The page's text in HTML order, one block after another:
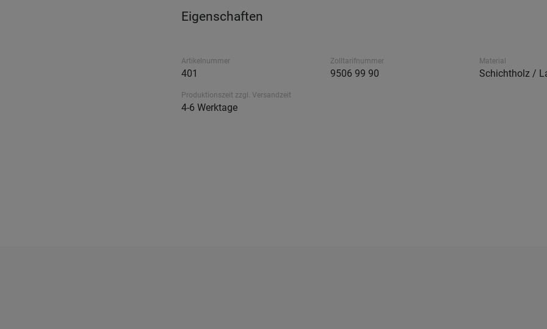
Eigenschaften
Artikelnummer
401
Zolltarifnummer
9506 99 90
Material
Schichtholz /
Produktionszeit zzgl. Versandzeit
4-6 Werktage